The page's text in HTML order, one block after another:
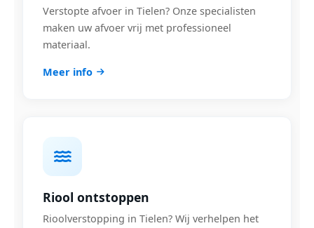
Verstopte afvoer in Tielen? Onze specialisten
maken uw afvoer vrij met professioneel
materiaal.
Meer info
Riool ontstoppen
Rioolverstopping in Tielen? Wij verhelpen het